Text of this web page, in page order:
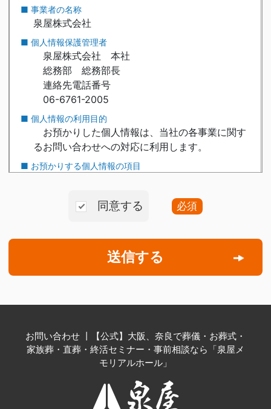
同意する 必須
お問い合わせ 丨【公式】大阪、奈良で葬儀・お葬式・
家族葬・直葬・終活セミナー・事前相談なら「泉屋メ
モリアルホール」